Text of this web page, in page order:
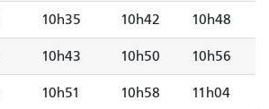
10h35 10h42 10h48
10h43 10h50 10h56
10h51 10h58 11h04